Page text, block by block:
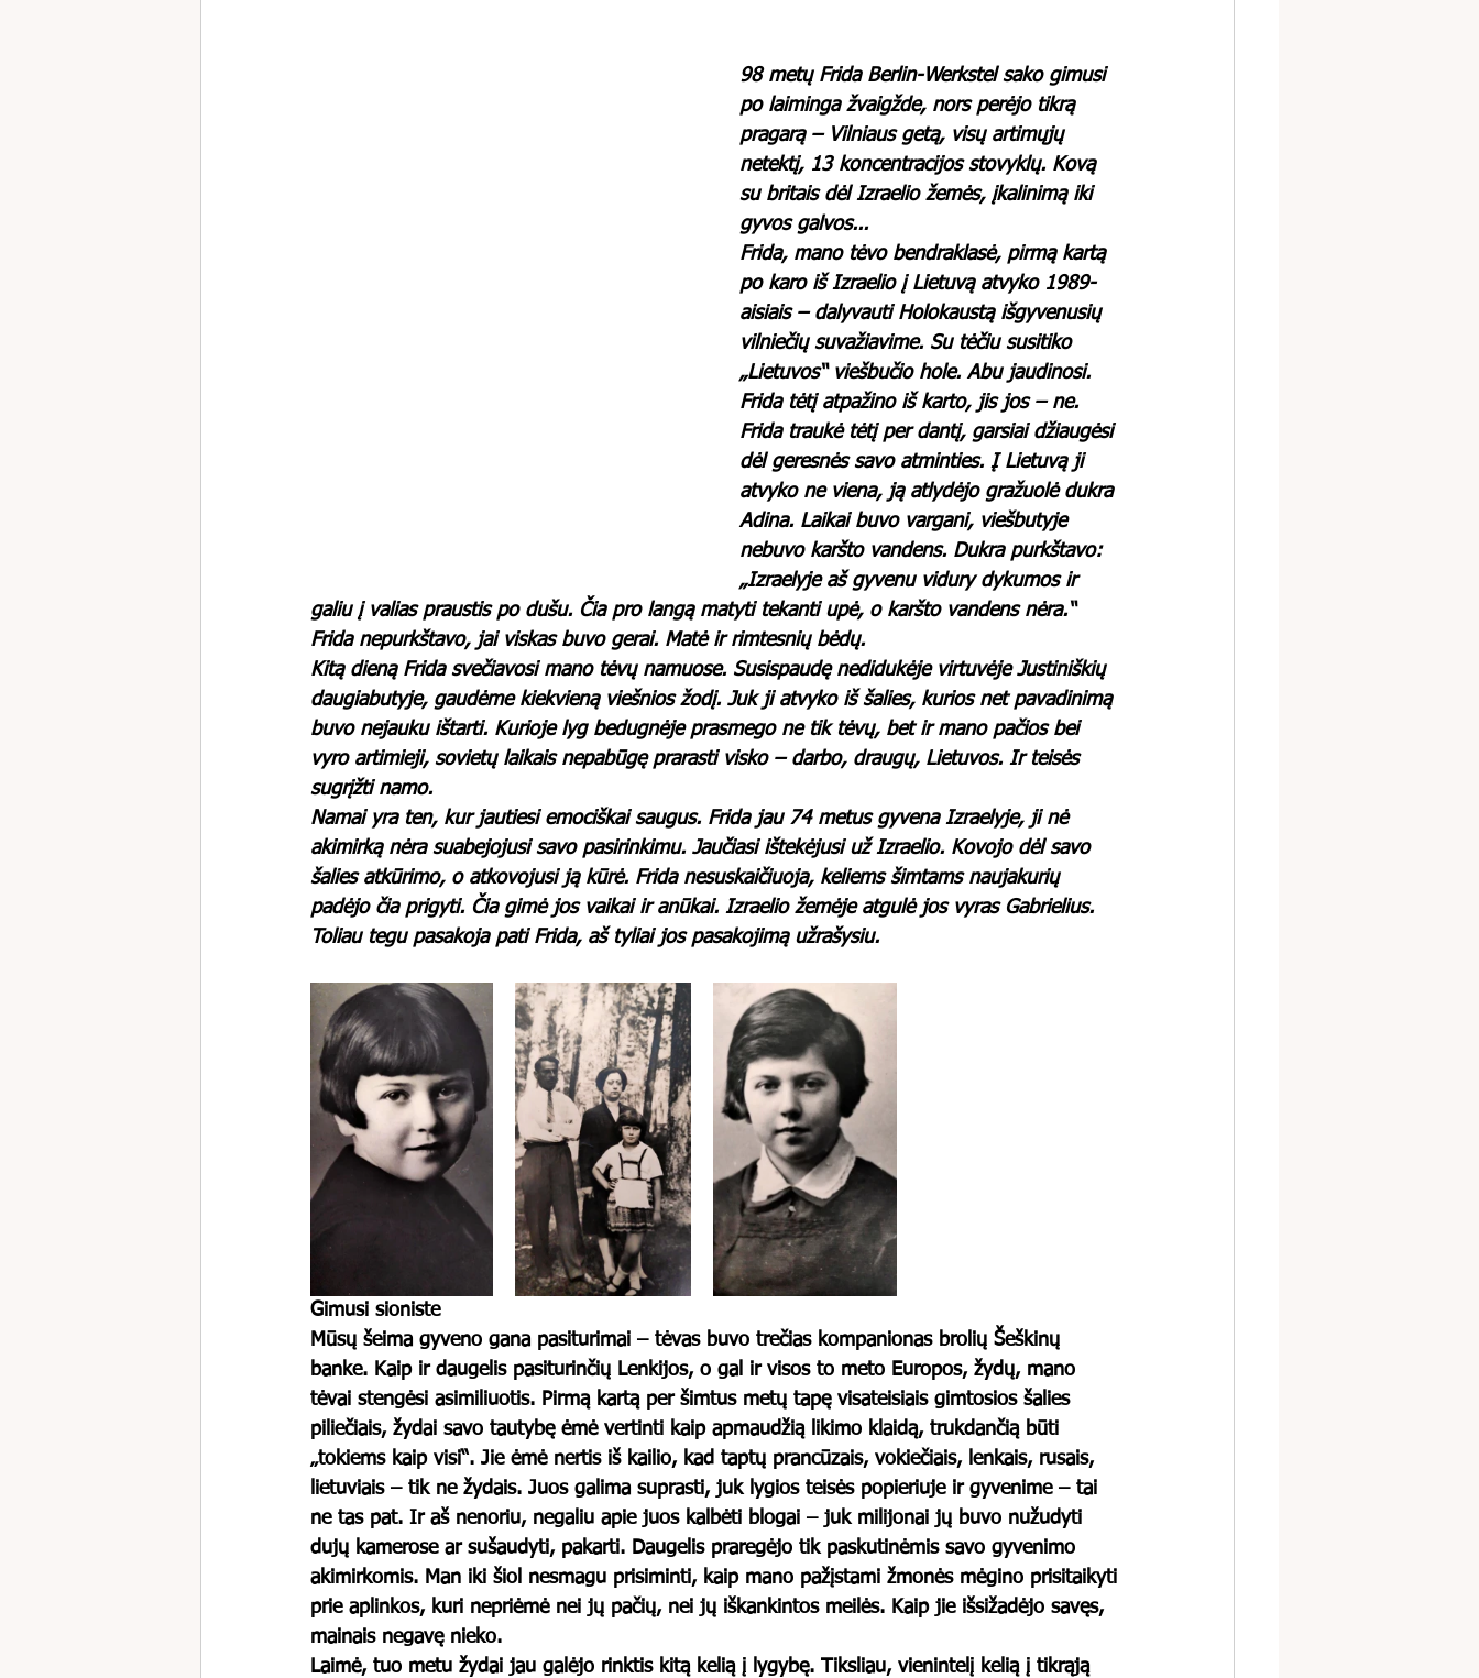
98 metų Frida Berlin-Werkstel sako gimusi
po laiminga žvaigžde, nors perėjo tikrą
pragarą – Vilniaus getą, visų artimųjų
netektį, 13 koncentracijos stovyklų. Kovą
su britais dėl Izraelio žemės, įkalinimą iki
gyvos galvos...
Frida, mano tėvo bendraklasė, pirmą kartą
po karo iš Izraelio į Lietuvą atvyko 1989-
aisiais – dalyvauti Holokaustą išgyvenusių
vilniečių suvažiavime. Su tėčiu susitiko
„Lietuvos“ viešbučio hole. Abu jaudinosi.
Frida tėtį atpažino iš karto, jis jos – ne.
Frida traukė tėtį per dantį, garsiai džiaugėsi
dėl geresnės savo atminties. Į Lietuvą ji
atvyko ne viena, ją atlydėjo gražuolė dukra
Adina. Laikai buvo vargani, viešbutyje
nebuvo karšto vandens. Dukra purkštavo:
„Izraelyje aš gyvenu vidury dykumos ir
galiu į valias praustis po dušu. Čia pro langą matyti tekanti upė, o karšto vandens nėra.“
Frida nepurkštavo, jai viskas buvo gerai. Matė ir rimtesnių bėdų.
Kitą dieną Frida svečiavosi mano tėvų namuose. Susispaudę nedidukėje virtuvėje Justiniškių
daugiabutyje, gaudėme kiekvieną viešnios žodį. Juk ji atvyko iš šalies, kurios net pavadinimą
buvo nejauku ištarti. Kurioje lyg bedugnėje prasmego ne tik tėvų, bet ir mano pačios bei
vyro artimieji, sovietų laikais nepabūgę prarasti visko – darbo, draugų, Lietuvos. Ir teisės
sugrįžti namo.
Namai yra ten, kur jautiesi emociškai saugus. Frida jau 74 metus gyvena Izraelyje, ji nė
akimirką nėra suabejojusi savo pasirinkimu. Jaučiasi ištekėjusi už Izraelio. Kovojo dėl savo
šalies atkūrimo, o atkovojusi ją kūrė. Frida nesuskaičiuoja, keliems šimtams naujakurių
padėjo čia prigyti. Čia gimė jos vaikai ir anūkai. Izraelio žemėje atgulė jos vyras Gabrielius.
Toliau tegu pasakoja pati Frida, aš tyliai jos pasakojimą užrašysiu.
Gimusi sioniste
Mūsų šeima gyveno gana pasiturimai – tėvas buvo trečias kompanionas brolių Šeškinų
banke. Kaip ir daugelis pasiturinčių Lenkijos, o gal ir visos to meto Europos, žydų, mano
tėvai stengėsi asimiliuotis. Pirmą kartą per šimtus metų tapę visateisiais gimtosios šalies
piliečiais, žydai savo tautybę ėmė vertinti kaip apmaudžią likimo klaidą, trukdančią būti
„tokiems kaip visi“. Jie ėmė nertis iš kailio, kad taptų prancūzais, vokiečiais, lenkais, rusais,
lietuviais – tik ne žydais. Juos galima suprasti, juk lygios teisės popieriuje ir gyvenime – tai
ne tas pat. Ir aš nenoriu, negaliu apie juos kalbėti blogai – juk milijonai jų buvo nužudyti
dujų kamerose ar sušaudyti, pakarti. Daugelis praregėjo tik paskutinėmis savo gyvenimo
akimirkomis. Man iki šiol nesmagu prisiminti, kaip mano pažįstami žmonės mėgino prisitaikyti
prie aplinkos, kuri nepriėmė nei jų pačių, nei jų iškankintos meilės. Kaip jie išsižadėjo savęs,
mainais negavę nieko.
Laimė, tuo metu žydai jau galėjo rinktis kitą kelią į lygybę. Tiksliau, vienintelį kelią į tikrąją